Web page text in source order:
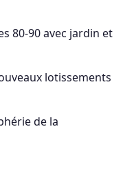
80-90 avec jardin et
lotissements
de la